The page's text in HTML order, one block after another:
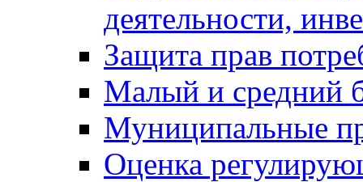
деятельности,
Защита прав
Малый и средний
Муниципальные
Оценка